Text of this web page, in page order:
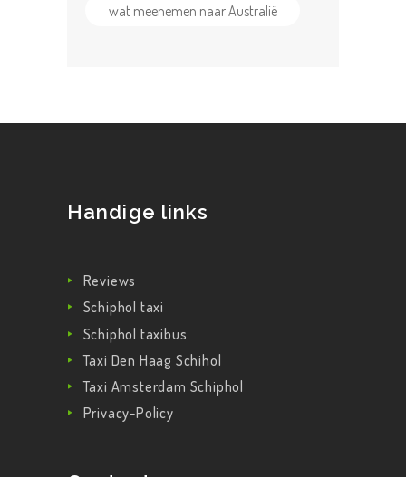
wat meenemen naar Australië
Handige links
Reviews
Schiphol taxi
Schiphol taxibus
Taxi Den Haag Schihol
Taxi Amsterdam Schiphol
Privacy-Policy